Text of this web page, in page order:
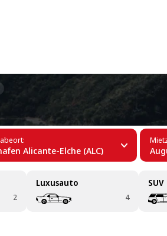
Alicante-Elche (ALC)
2
Luxusauto
4
SUV